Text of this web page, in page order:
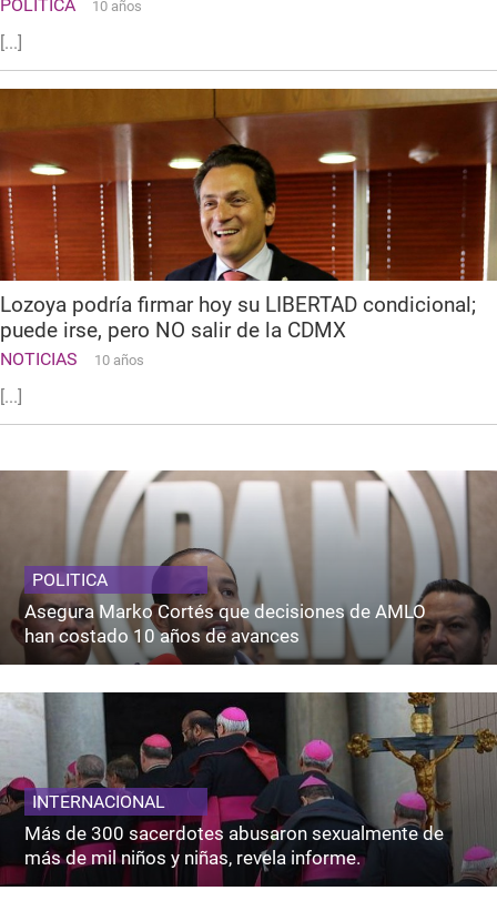
POLITICA 10 años
[...]
Lozoya podría firmar hoy su LIBERTAD condicional;
puede irse, pero NO salir de la CDMX
NOTICIAS 10 años
[...]
POLITICA
Asegura Marko Cortés que decisiones de AMLO
han costado 10 años de avances
INTERNACIONAL
Más de 300 sacerdotes abusaron sexualmente de
más de mil niños y niñas, revela informe.